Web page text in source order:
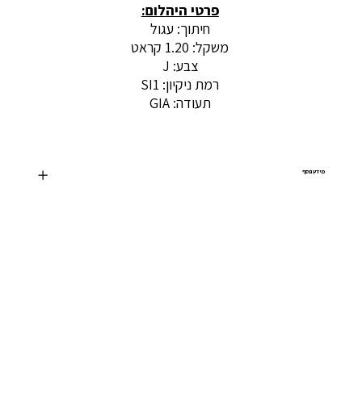
פרטי היהלום:
חיתוך: עגול
משקל: 1.20 קראט
צבע: J
רמת ניקיון: SI1
תעודה: GIA
מידע נוסף